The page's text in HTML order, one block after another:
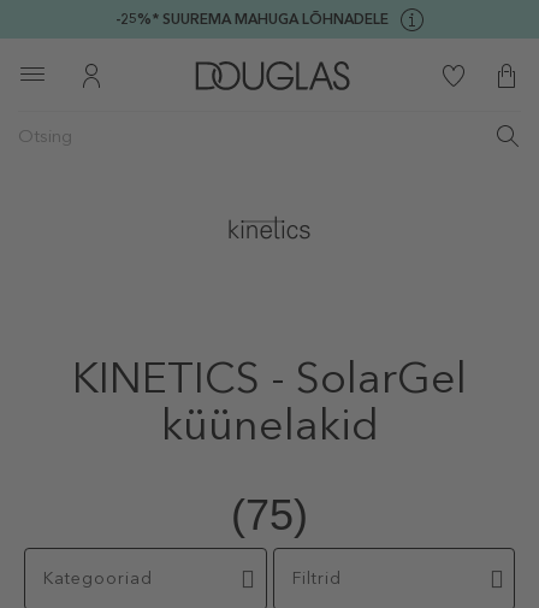
-25%* SUUREMA MAHUGA LÕHNADELE
KINETICS - SolarGel
küünelakid
(75)
Kategooriad Filtrid